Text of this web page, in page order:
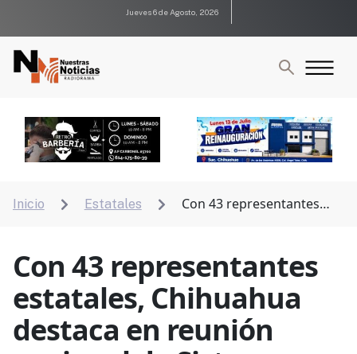
Jueves 6 de Agosto, 2026
Inicio  Estatales 
Con 43 representantes
Con 43 representantes
estatales, Chihuahua
destaca en reunión